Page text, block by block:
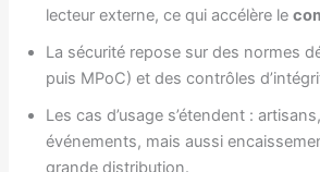
lecteur externe, ce qui accélère le
La sécurité repose sur des normes
puis MPoC) et des contrôles
Les cas d’usage s’étendent :
événements, mais aussi
grande distribution.